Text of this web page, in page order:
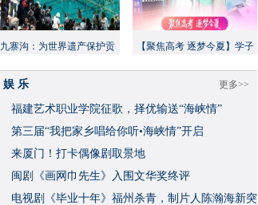
九寨沟：为世界遗产保护贡
【聚焦高考 逐梦今夏】学子
更多>>
娱 乐
福建艺术职业学院征歌，择优输送“海峡情”
​第三届“我把家乡唱给你听•海峡情”开启
来厦门！打卡偶像剧取景地
闽剧《画网巾先生》入围文华奖终评
​电视剧《毕业十年》福州杀青，制片人陈瀚海新突